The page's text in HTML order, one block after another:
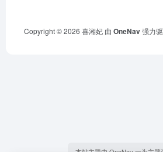
Copyright © 2026 喜湘妃 由 OneNav强力